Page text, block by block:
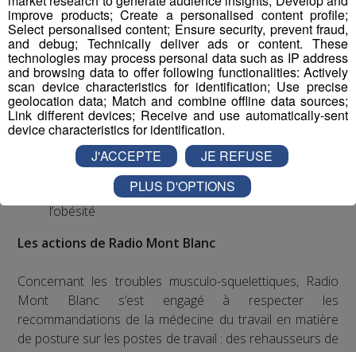
sécurité et bien-être au travail visant notamment à
réduire les accidents du travail et les situations à
risques ainsi que les troubles musculo-
squelettiques et les risques psycho-sociaux
Sensibiliser ses employés aux risques liés à la
sédentarité lors d’une journée de travail
Soutenir les campagnes préventives de santé
publique sur les maladies graves, telles que le
VIH/SIDA, le cancer, les maladies
cardiovasculaires, le paludisme, la tuberculose ou
l’obésité
Les actions de Radio Mont Blanc
Concernant les troubles musculo-squelettiques, Radio
Mont Blanc s’est engagé à respecter les
recommandations de la médecine du travail en matière
de posture sur les postes de travail : des rehausseurs de
improve products; Create a personalised content profile;
Select personalised content; Ensure security, prevent fraud,
and debug; Technically deliver ads or content. These
technologies may process personal data such as IP address
and browsing data to offer following functionalities: Actively
scan device characteristics for identification; Use precise
geolocation data; Match and combine offline data sources;
Link different devices; Receive and use automatically-sent
device characteristics for identification.
J'ACCEPTE
JE REFUSE
PLUS D'OPTIONS